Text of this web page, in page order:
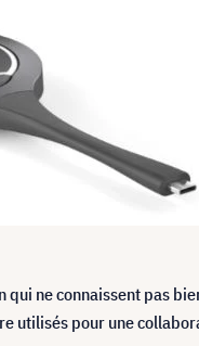
ne connaissent pas
utilisés pour une